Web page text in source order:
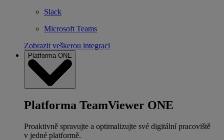
Slack
Microsoft Teams
Zobrazit veškerou integraci
Platforma ONE
Platforma TeamViewer ONE
Proaktivně spravujte a optimalizujte své digitální pracoviště
v jedné platformě.